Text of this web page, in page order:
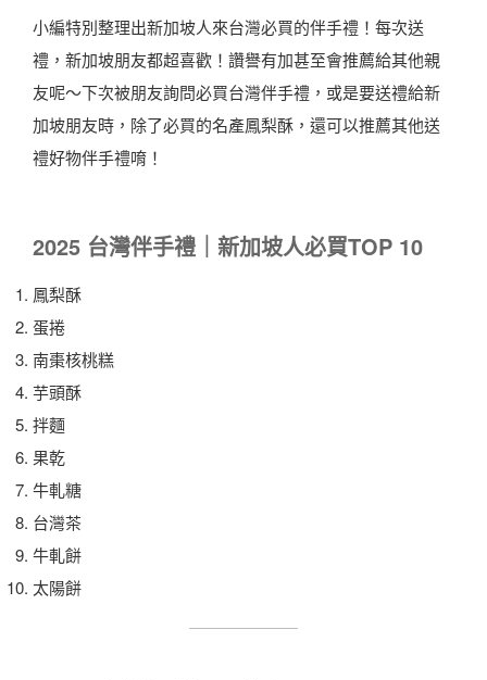
小編特別整理出新加坡人來台灣必買的伴手禮！每次送
禮，新加坡朋友都超喜歡！讚譽有加甚至會推薦給其他親
友呢～下次被朋友詢問必買台灣伴手禮，或是要送禮給新
加坡朋友時，除了必買的名產鳳梨酥，還可以推薦其他送
禮好物伴手禮唷！
2025 台灣伴手禮｜新加坡人必買TOP 10
鳳梨酥
蛋捲
南棗核桃糕
芋頭酥
拌麵
果乾
牛軋糖
台灣茶
牛軋餅
太陽餅